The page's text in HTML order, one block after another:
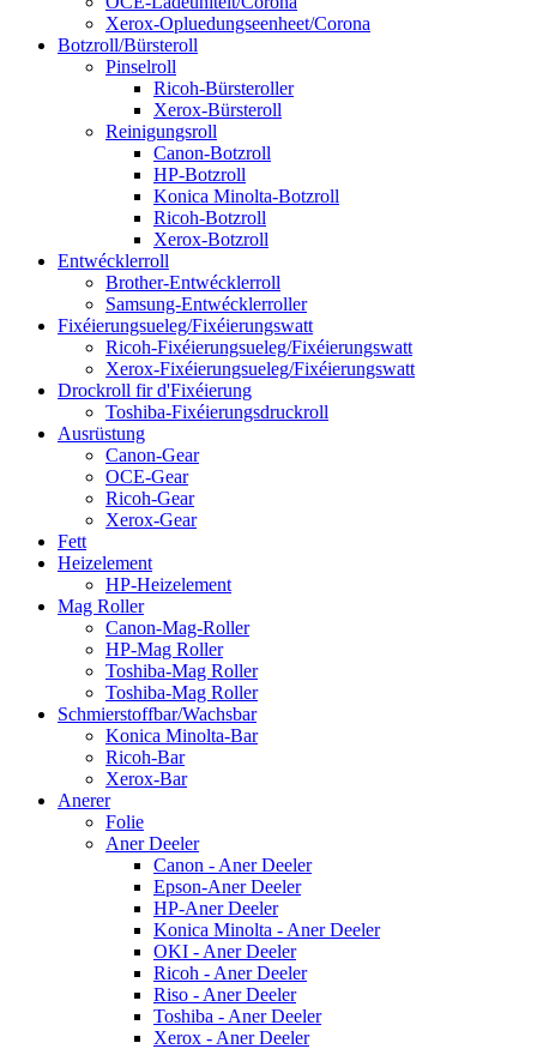
Xerox-Opluedungseenheet/Corona
Botzroll/Bürsteroll
Pinselroll
Ricoh-Bürsteroller
Xerox-Bürsteroll
Reinigungsroll
Canon-Botzroll
HP-Botzroll
Konica Minolta-Botzroll
Ricoh-Botzroll
Xerox-Botzroll
Entwécklerroll
Brother-Entwécklerroll
Samsung-Entwécklerroller
Fixéierungsueleg/Fixéierungswatt
Ricoh-Fixéierungsueleg/Fixéierungswatt
Xerox-Fixéierungsueleg/Fixéierungswatt
Drockroll fir d'Fixéierung
Toshiba-Fixéierungsdruckroll
Ausrüstung
Canon-Gear
OCE-Gear
Ricoh-Gear
Xerox-Gear
Fett
Heizelement
HP-Heizelement
Mag Roller
Canon-Mag-Roller
HP-Mag Roller
Toshiba-Mag Roller
Toshiba-Mag Roller
Schmierstoffbar/Wachsbar
Konica Minolta-Bar
Ricoh-Bar
Xerox-Bar
Anerer
Folie
Aner Deeler
Canon - Aner Deeler
Epson-Aner Deeler
HP-Aner Deeler
Konica Minolta - Aner Deeler
OKI - Aner Deeler
Ricoh - Aner Deeler
Riso - Aner Deeler
Toshiba - Aner Deeler
Xerox - Aner Deeler